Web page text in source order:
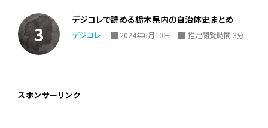
デジコレで読める栃木県内の自治体史まとめ
デジコレ 2024年6月10日 推定閲覧時間 3分
スポンサーリンク